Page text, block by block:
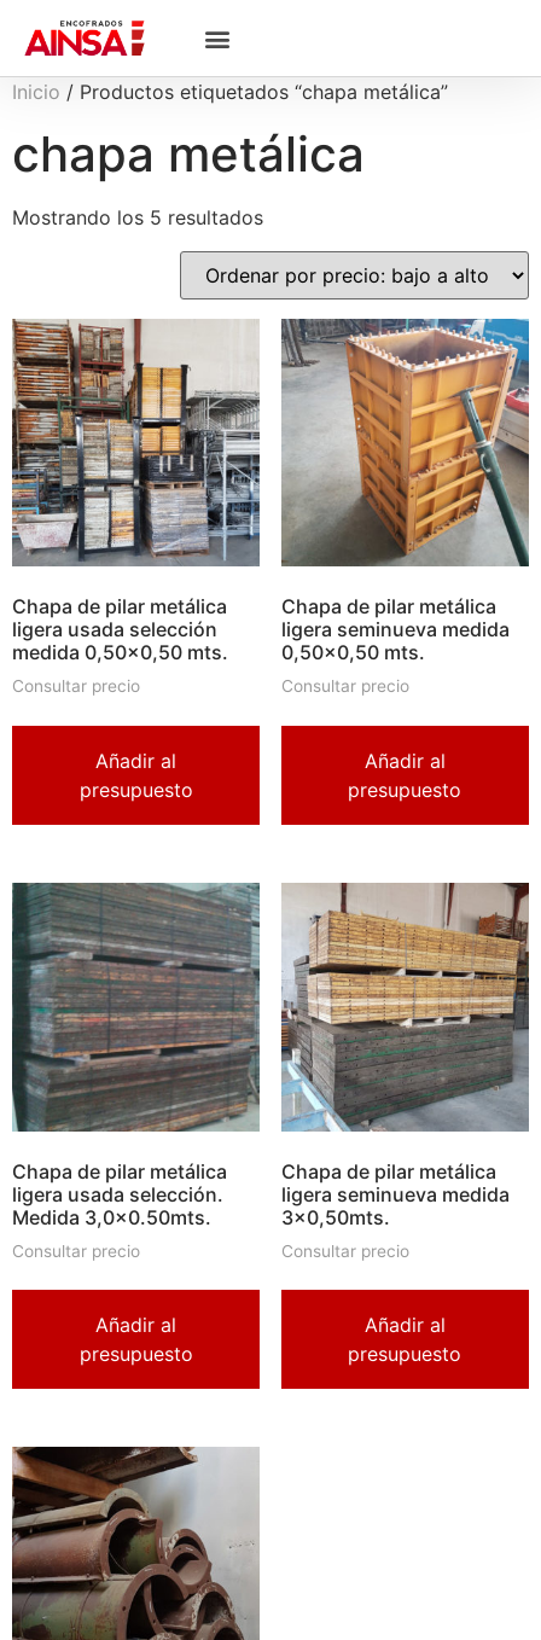
Inicio / Productos etiquetados “chapa metálica”
chapa metálica
Mostrando los 5 resultados
Chapa de pilar metálica
ligera usada selección
medida 0,50×0,50 mts.
Consultar precio
Añadir al
presupuesto
Chapa de pilar metálica
ligera seminueva medida
0,50×0,50 mts.
Consultar precio
Añadir al
presupuesto
Chapa de pilar metálica
ligera usada selección.
Medida 3,0×0.50mts.
Consultar precio
Añadir al
presupuesto
Chapa de pilar metálica
ligera seminueva medida
3×0,50mts.
Consultar precio
Añadir al
presupuesto